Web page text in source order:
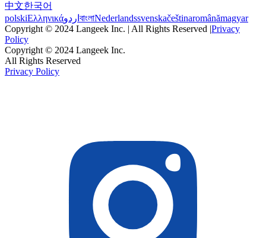
中文한국어
polskiΕλληνικάاردو বাংলাNederlandssvenskačeštinaromânămagyar
Copyright © 2024 Langeek Inc. | All Rights Reserved |Privacy
Policy
Copyright © 2024 Langeek Inc.
All Rights Reserved
Privacy Policy